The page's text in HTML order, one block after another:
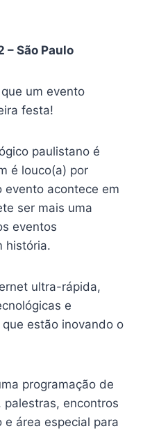
– São Paulo
um evento
festa!
paulistano é
é louco(a) por
evento acontece em
ser mais uma
eventos
história.
ultra-rápida,
e
estão inovando o
programação de
palestras, encontros
área especial para